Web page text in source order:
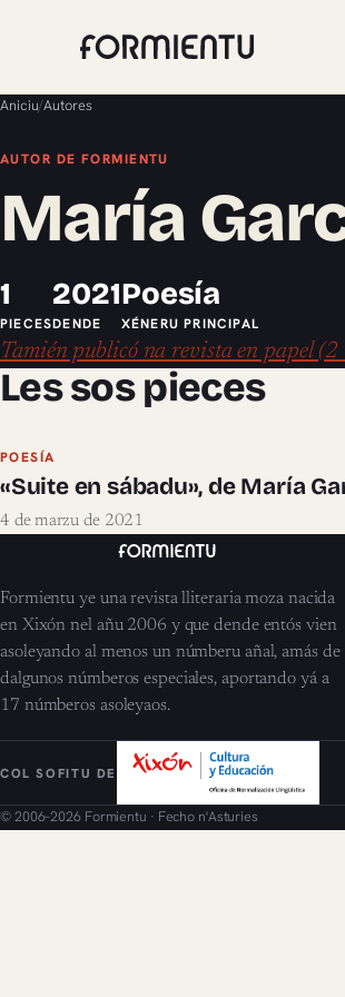
Aniciu/Autores
AUTOR DE FORMIENTU
María
1
PIECES
2021
DENDE
Poesía
XÉNERU PRINCIPAL
Tamién publicó na revista en papel
Les sos pieces
POESÍA
«Suite en sábadu», de María
4 de marzu de 2021
Formientu ye una revista lliteraria moza nacida
en Xixón nel añu 2006 y que dende entós vien
asoleyando al menos un númberu añal, amás de
dalgunos númberos especiales, aportando yá a
17 númberos asoleyaos.
COL SOFITU DE
© 2006–2026 Formientu · Fecho n'Asturies